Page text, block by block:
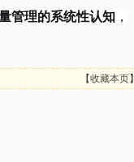
管理的系统性认知 ，
【收藏本页】